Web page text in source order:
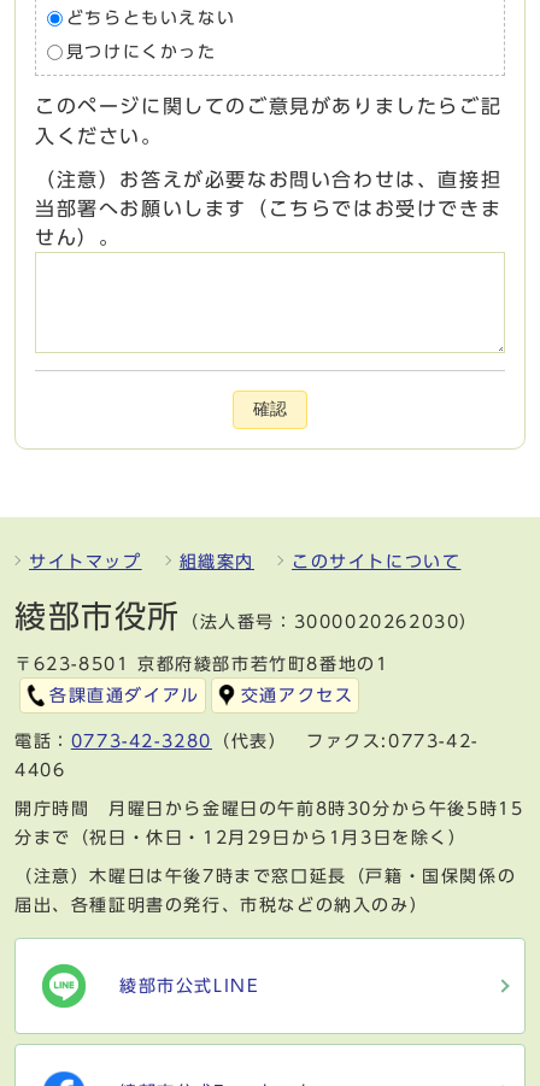
どちらともいえない
見つけにくかった
このページに関してのご意見がありましたらご記
入ください。
（注意）お答えが必要なお問い合わせは、直接担
当部署へお願いします（こちらではお受けできま
せん）。
確認
サイトマップ 組織案内 このサイトについて
綾部市役所 （法人番号：3000020262030）
〒623-8501 京都府綾部市若竹町8番地の1
各課直通ダイアル
交通アクセス
電話： 0773-42-3280
（代表） ファクス:0773-42-
4406
開庁時間 月曜日から金曜日の午前8時30分から午後5時15
分まで（祝日・休日・12月29日から1月3日を除く）
（注意）木曜日は午後7時まで窓口延長（戸籍・国保関係の
届出、各種証明書の発行、市税などの納入のみ）
綾部市公式LINE